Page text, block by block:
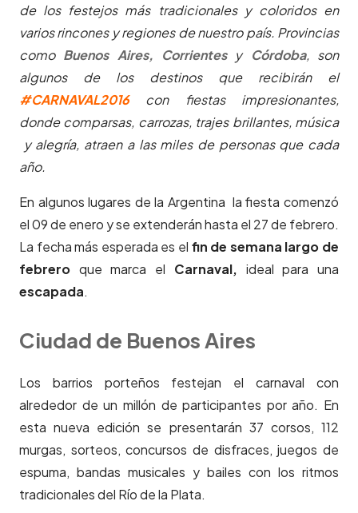
de los festejos más tradicionales y coloridos en
varios rincones y regiones de nuestro país. Provincias
como Buenos Aires, Corrientes y Córdoba, son
algunos de los destinos que recibirán el
#CARNAVAL2016con fiestas impresionantes,
donde comparsas, carrozas, trajes brillantes, música
y alegría, atraen a las miles de personas que cada
año.
En algunos lugares de la Argentina la fiesta comenzó
el 09 de enero y se extenderán hasta el 27 de febrero.
La fecha más esperada es el fin de semana largo de
febrero que marca el Carnaval, ideal para una
escapada.
Ciudad de Buenos Aires
Los barrios porteños festejan el carnaval con
alrededor de un millón de participantes por año. En
esta nueva edición se presentarán 37 corsos, 112
murgas, sorteos, concursos de disfraces, juegos de
espuma, bandas musicales y bailes con los ritmos
tradicionales del Río de la Plata.